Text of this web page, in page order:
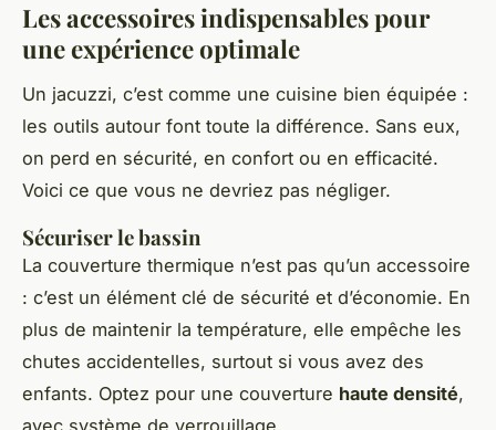
Les accessoires indispensables pour
une expérience optimale
Un jacuzzi, c’est comme une cuisine bien équipée :
les outils autour font toute la différence. Sans eux,
on perd en sécurité, en confort ou en efficacité.
Voici ce que vous ne devriez pas négliger.
Sécuriser le bassin
La couverture thermique n’est pas qu’un accessoire
: c’est un élément clé de sécurité et d’économie. En
plus de maintenir la température, elle empêche les
chutes accidentelles, surtout si vous avez des
enfants. Optez pour une couverture haute densité,